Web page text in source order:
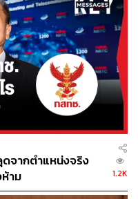
จากตำแหน่งจริง
าม
1.2K